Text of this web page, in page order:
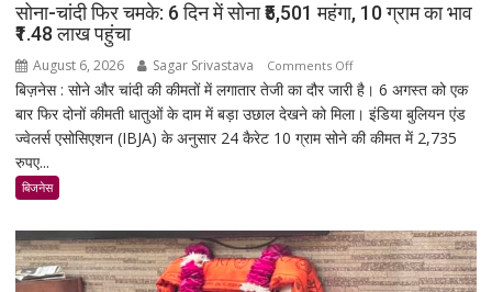
सोना-चांदी फिर चमके: 6 दिन में सोना ₹5,501 महंगा, 10 ग्राम का भाव
₹1.48 लाख पहुंचा
August 6, 2026 Sagar Srivastava Comments Offon
सोना-
चांदी
फिर
में
सोना
₹5,501
बिज़नेस : सोने और चांदी की कीमतों में लगातार तेजी का दौर जारी है। 6 अगस्त को एक
बार फिर दोनों कीमती धातुओं के दाम में बड़ा उछाल देखने को मिला। इंडिया बुलियन एंड
ज्वेलर्स एसोसिएशन (IBJA) के अनुसार 24 कैरेट 10 ग्राम सोने की कीमत में 2,735
रुपए...
बिजनेस